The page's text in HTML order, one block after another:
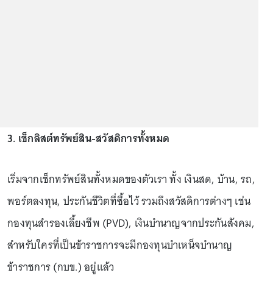
3. เช็กลิสต์ทรัพย์สิน-สวัสดิการทั้งหมด
เริ่มจากเช็กทรัพย์สินทั้งหมดของตัวเรา ทั้ง เงินสด, บ้าน, รถ,
พอร์ตลงทุน, ประกันชีวิตที่ซื้อไว้ รวมถึงสวัสดิการต่างๆ เช่น
กองทุนสำรองเลี้ยงชีพ (PVD), เงินบำนาญจากประกันสังคม,
สำหรับใครที่เป็นข้าราชการจะมีกองทุนบำเหน็จบำนาญ
ข้าราชการ (กบข.) อยู่แล้ว